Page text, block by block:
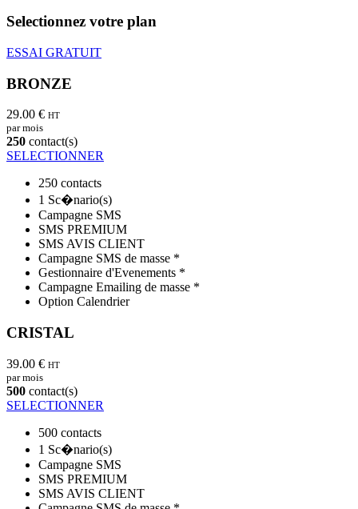
Selectionnez votre plan
ESSAI GRATUIT
BRONZE
29.00 € HT
par mois
250 contact(s)
SELECTIONNER
250 contacts
1 Sc�nario(s)
Campagne SMS
SMS PREMIUM
SMS AVIS CLIENT
Campagne SMS de masse *
Gestionnaire d'Evenements *
Campagne Emailing de masse *
Option Calendrier
CRISTAL
39.00 € HT
par mois
500 contact(s)
SELECTIONNER
500 contacts
1 Sc�nario(s)
Campagne SMS
SMS PREMIUM
SMS AVIS CLIENT